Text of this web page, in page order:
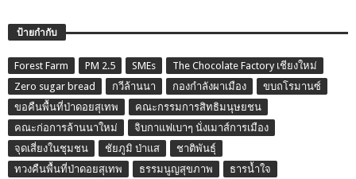
ป้ายกำกับ
Forest Farm PM 2.5 SMEs
The Chocolate Factory เชียงใหม่
Zero sugar bread
กวีล้านนา กองกำลังผาเมือง
ขบถโรมานซ์
ขอคืนพื้นที่ป่าดอยสุเทพ
คณะกรรมการสิทธิมนุษยชน
คณะก่อการล้านนาใหม่
จิบกาแฟเบาๆ นั่งเมาส์การเมือง
จุดเสี่ยงในชุมชน
ชัยภูมิ ป่าแส
ชาติพันธุ์
ทวงคืนพื้นที่ป่าดอยสุเทพ
ธรรมนูญสุขภาพ
ธารน้ำใจ